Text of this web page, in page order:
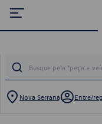
Nova Serrana Entre/